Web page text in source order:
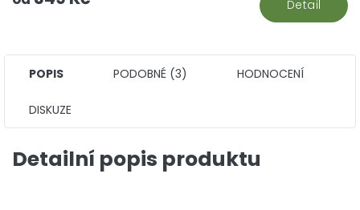
Detail
POPIS PODOBNÉ (3) HODNOCENÍ
DISKUZE
Detailní popis produktu